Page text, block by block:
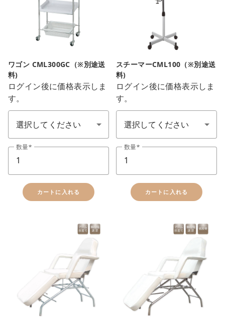
ワゴン CML300GC（※別途送
料)
ログイン後に価格表示しま
す。
ワゴン(顏色)
数量
カートに入れる
スチーマーCML100（※別途送
料)
ログイン後に価格表示しま
す。
スチーマー
数量
カートに入れる